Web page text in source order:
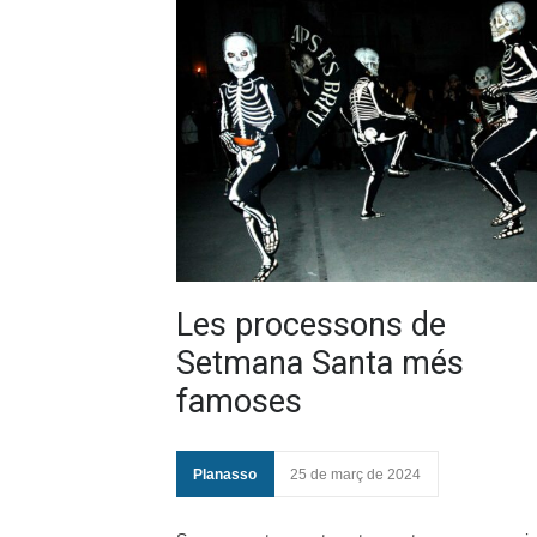
Les processons de
Setmana Santa més
famoses
Planasso 25 de març de 2024